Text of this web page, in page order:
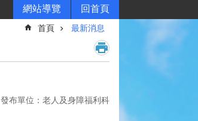
網站導覽 回首頁
首頁 最新消息
發布單位：老人及身障福利科